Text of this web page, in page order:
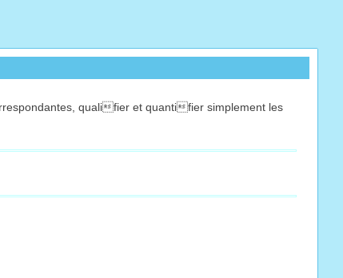
qualifier et quantifier simplement les